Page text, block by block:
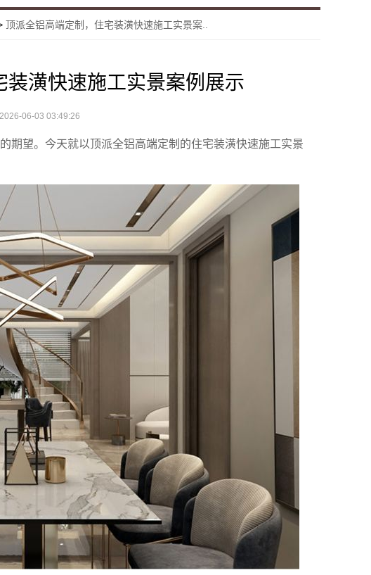
顶派全铝高端定制，住宅装潢快速施工实景案..
潢快速施工实景案例展示
06-03 03:49:26
期望。今天就以顶派全铝高端定制的住宅装潢快速施工实景